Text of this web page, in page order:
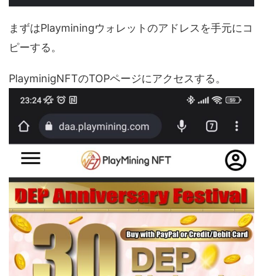
まずはPlayminingウォレットのアドレスを手元にコ
ピーする。
PlayminigNFTのTOPページにアクセスする。